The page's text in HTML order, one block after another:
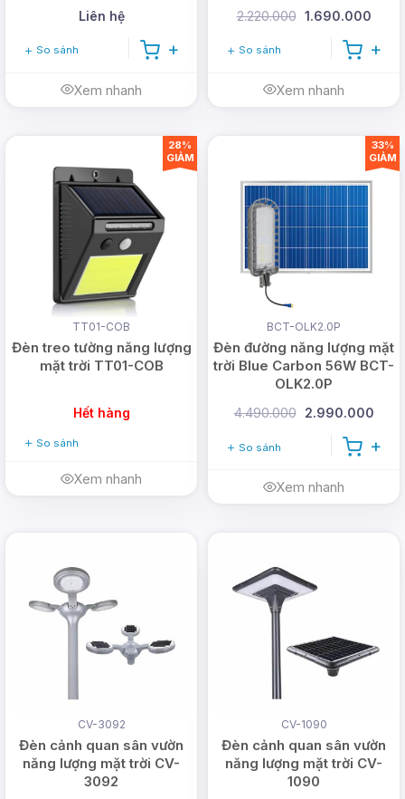
>>> Xem thêm:
Đèn đường năng lượng mặt trời -
Solar Street Light
Chính sách bán hàng và
hậu mãi tốt
Với chính sách bán hàng và bảo hành của
bạn có thể hoàn toàn yên tâm về những vấn
đề về chất lượng và bảo hành của sản phẩm.
1 đổi 1 trong 30 ngày đầu tiên nếu lỗi nhà sản
Liên hệ
So sánh
Xem nhanh
2.220.000 1.690.000
So sánh
Xem nhanh
TT01-COB
Đèn treo tường năng lượng
mặt trời TT01-COB
Hết hàng
So sánh
Xem nhanh
28%
GIẢM
BCT-OLK2.0P
Đèn đường năng lượng mặt
trời Blue Carbon 56W BCT-
OLK2.0P
4.490.000 2.990.000
So sánh
Xem nhanh
33%
GIẢM
CV-3092
Đèn cảnh quan sân vườn
năng lượng mặt trời CV-
3092
CV-1090
Đèn cảnh quan sân vườn
năng lượng mặt trời CV-
1090